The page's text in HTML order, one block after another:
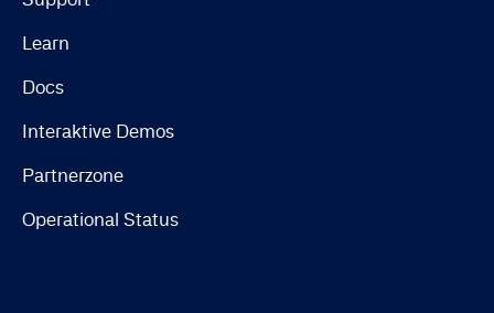
Learn
Docs
Interaktive Demos
Partnerzone
Operational Status